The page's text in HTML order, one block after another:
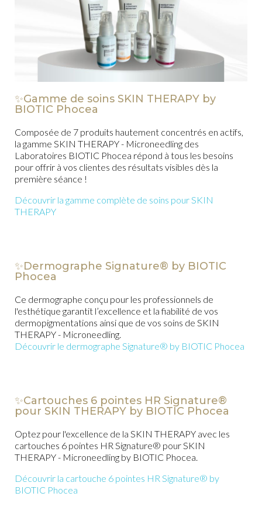
✨Gamme de soins SKIN THERAPY by
BIOTIC Phocea
Composée de 7 produits hautement concentrés en actifs,
la gamme SKIN THERAPY- Microneedling des
Laboratoires BIOTIC Phocea répond à tous les besoins
pour offrir à vos clientes des résultats visibles dès la
première séance !
Découvrir la gamme complète de soins pour SKIN
THERAPY
✨Dermographe Signature® by BIOTIC
Phocea
Ce dermographe conçu pour les professionnels de
l'esthétique garantit l’excellence et la fiabilité de vos
dermopigmentations ainsi que de vos soins de SKIN
THERAPY - Microneedling.
Découvrir le dermographe Signature® by BIOTIC Phocea
✨Cartouches 6 pointes HR Signature®
pour SKIN THERAPY by BIOTIC Phocea
Optez pour l'excellence de la SKIN THERAPY avec les
cartouches 6 pointes HR Signature® pour SKIN
THERAPY - Microneedling by BIOTIC Phocea.
Découvrir la cartouche 6 pointes HR Signature® by
BIOTIC Phocea